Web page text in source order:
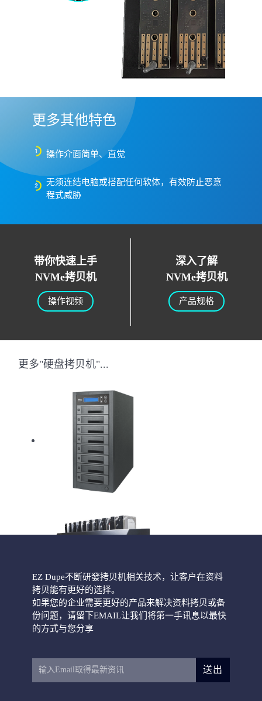
更多其他特色
操作介面简单、直觉
无须连结电脑或搭配任何软体，有效防止恶意
程式威胁
带你快速上手
NVMe拷贝机
操作视频
深入了解
NVMe拷贝机
产品规格
更多"硬盘拷贝机"...
HD CyCLONE II 300
EZ Dupe不断研發拷贝机相关技术，让客户在资料
拷贝能有更好的选择。
如果您的企业需要更好的产品来解决资料拷贝或备
份问题，请留下EMAIL让我们将第一手讯息以最快
的方式与您分享
送出